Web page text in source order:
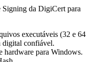
Signing da DigiCert para
executáveis (32 e 64
digital confiável.
hardware para Windows.